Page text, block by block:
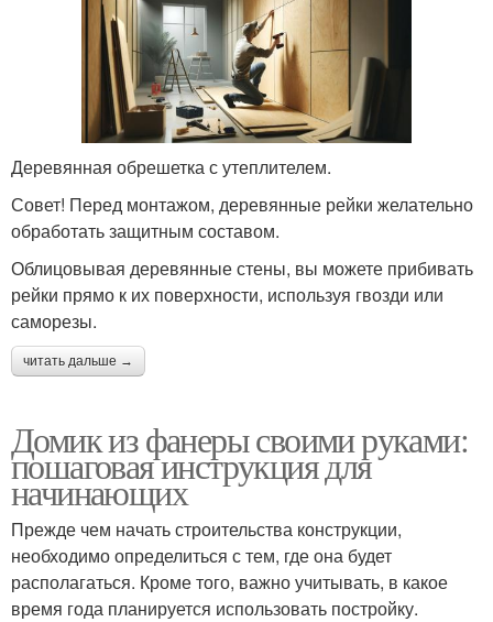
Деревянная обрешетка с утеплителем.
Совет! Перед монтажом, деревянные рейки желательно
обработать защитным составом.
Облицовывая деревянные стены, вы можете прибивать
рейки прямо к их поверхности, используя гвозди или
саморезы.
читать дальше →
Домик из фанеры своими руками:
пошаговая инструкция для
начинающих
Прежде чем начать строительства конструкции,
необходимо определиться с тем, где она будет
располагаться. Кроме того, важно учитывать, в какое
время года планируется использовать постройку.